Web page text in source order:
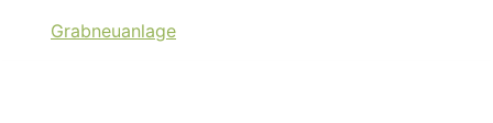
Grabneuanlage